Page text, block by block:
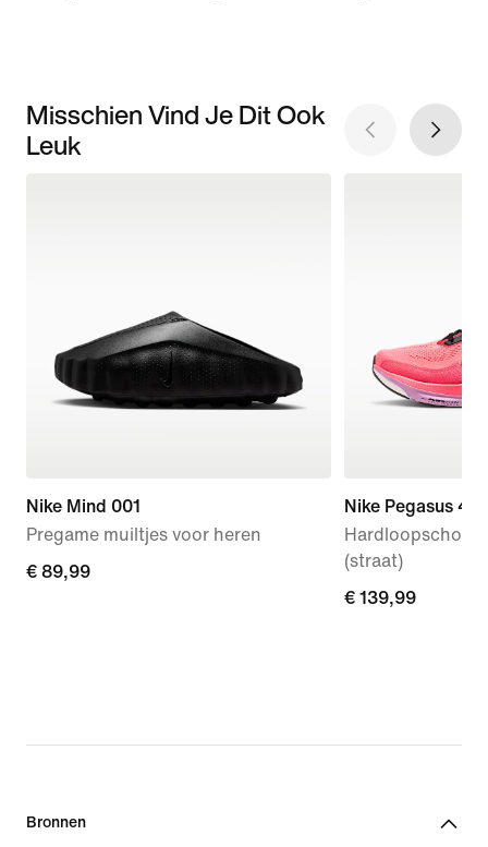
Misschien Vind Je Dit Ook
Leuk
Nike Mind 001
Pregame muiltjes voor heren
€ 89,99
€ 89,99
Nike Pegasus 42
(straat)
€ 139,99
€ 139,99
Bronnen